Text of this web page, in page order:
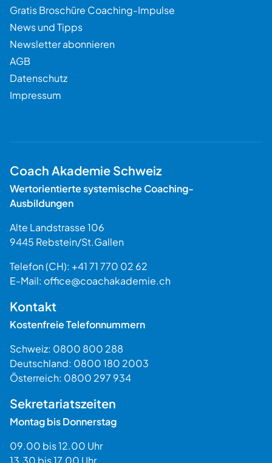
Gratis Broschüre Coaching-Impulse
News und Tipps
Newsletter abonnieren
AGB
Datenschutz
Impressum
Coach Akademie Schweiz
Wertorientierte systemische Coaching-
Ausbildungen
Alte Landstrasse 106
9445 Rebstein/St.Gallen
Telefon (CH): +41 71 770 02 62
E-Mail: office@coachakademie.ch
Kontakt
Kostenfreie Telefonnummern
Schweiz: 0800 800 288
Deutschland: 0800 180 2003
Österreich: 0800 297 934
Sekretariatszeiten
Montag bis Donnerstag
09.00 bis 12.00 Uhr
13.30 bis 17.00 Uhr